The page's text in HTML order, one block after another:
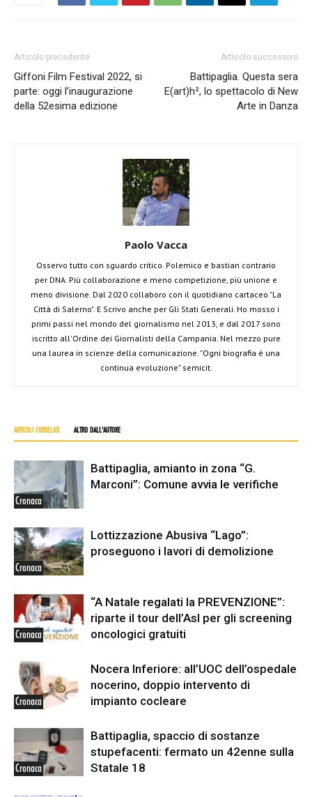
Articolo precedente
Giffoni Film Festival 2022, si
parte: oggi l’inaugurazione
della 52esima edizione
Articolo successivo
Battipaglia. Questa sera
E(art)h², lo spettacolo di New
Arte in Danza
Paolo Vacca
Osservo tutto con sguardo critico. Polemico e bastian contrario
per DNA. Più collaborazione e meno competizione, più unione e
meno divisione. Dal 2020 collaboro con il quotidiano cartaceo "La
Città di Salerno". E Scrivo anche per Gli Stati Generali. Ho mosso i
primi passi nel mondo del giornalismo nel 2013, e dal 2017 sono
iscritto all'Ordine dei Giornalisti della Campania. Nel mezzo pure
una laurea in scienze della comunicazione. "Ogni biografia è una
continua evoluzione" semicit.
ARTICOLI CORRELATI ALTRO DALL'AUTORE
Cronaca
Battipaglia, amianto in zona “G.
Marconi”: Comune avvia le verifiche
Cronaca
Lottizzazione Abusiva “Lago”:
proseguono i lavori di demolizione
Cronaca
“A Natale regalati la PREVENZIONE”:
riparte il tour dell’Asl per gli screening
oncologici gratuiti
Cronaca
Nocera Inferiore: all’UOC dell’ospedale
nocerino, doppio intervento di
impianto cocleare
Cronaca
Battipaglia, spaccio di sostanze
stupefacenti: fermato un 42enne sulla
Statale 18